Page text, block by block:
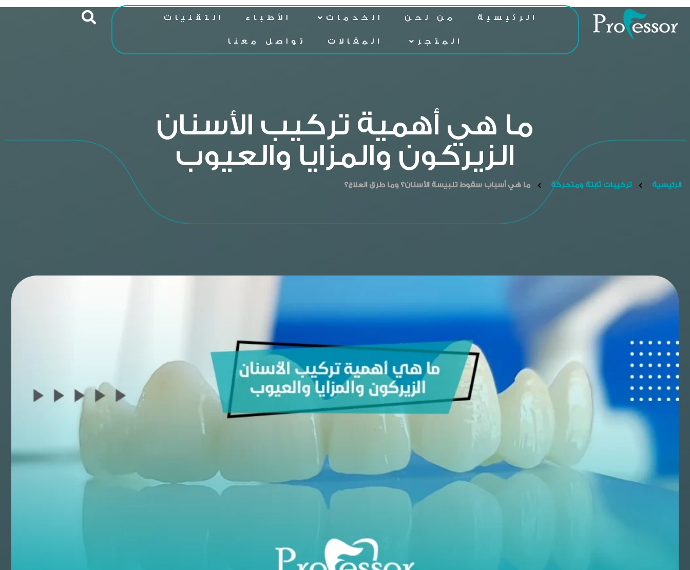
الرئيسية من نحن الخدمات الأطباء التقنيات
المتجر المقالات تواصل معنا
ما هي أهمية تركيب الأسنان
الزيركون والمزايا والعيوب
الرئيسية تركيبات ثابتة ومتحركة ما هي أسباب سقوط تلبيسة الأسنان؟ وما طرق العلاج؟